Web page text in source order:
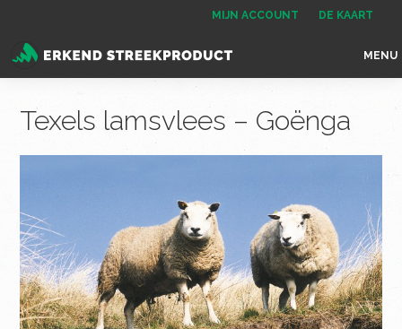
naar
de
naar
de
inhoud
naar
de
MIJN ACCOUNT DE KAART
Erkend
het
enige
onafhankelijke
landelijke
voor
streekproducten
MENU
Texels lamsvlees – Goënga